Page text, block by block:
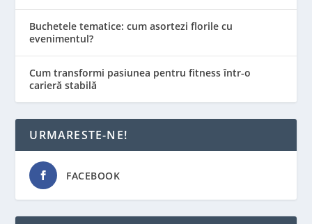
Buchetele tematice: cum asortezi florile cu
evenimentul?
Cum transformi pasiunea pentru fitness într-o
carieră stabilă
URMARESTE-NE!
FACEBOOK